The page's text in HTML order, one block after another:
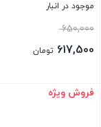
موجود در انبار
650,000قیمت
اصلی:
بود.
617,500 تومان
فعلی:
بستن
فروش ویژه